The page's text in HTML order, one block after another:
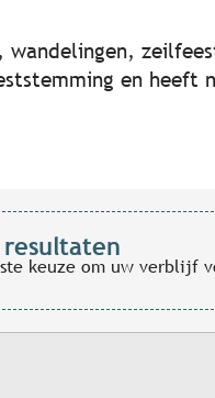
en heeft
resultaten
keuze om uw verblijf